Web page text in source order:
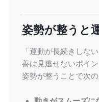
姿勢が整うと
「運動が長続きしな
善は見逃せないポイン
姿勢が整うことで次